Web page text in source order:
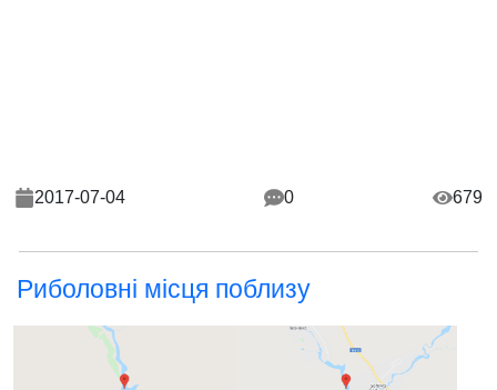
2017-07-04 0 679
Риболовні місця поблизу